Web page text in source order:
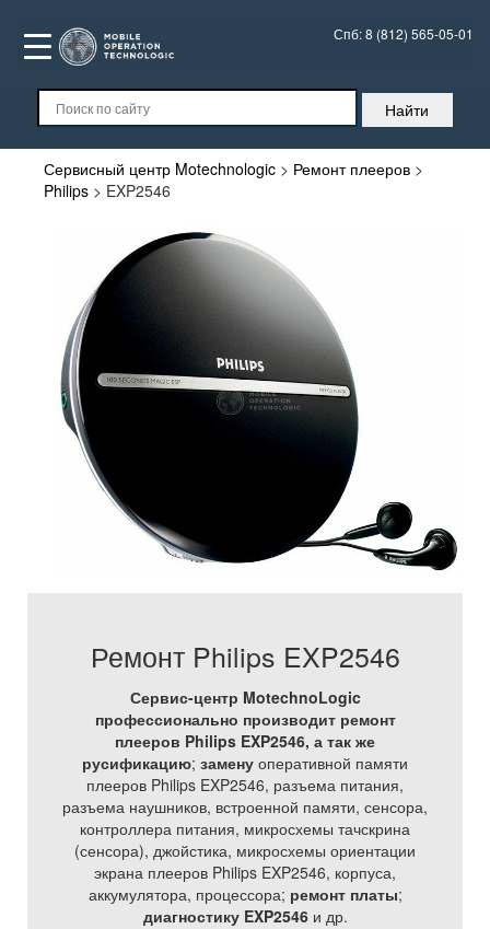
Спб:8 (812) 565-05-01
Сервисный центр Motechnologic > Ремонт плееров >
Philips > EXP2546
Ремонт Philips EXP2546
Сервис-центр MotechnoLogic
профессионально производит ремонт
плееров Philips EXP2546, а так же
русификацию; замену оперативной памяти
плееров Philips EXP2546, разъема питания,
разъема наушников, встроенной памяти, сенсора,
контроллера питания, микросхемы тачскрина
(сенсора), джойстика, микросхемы ориентации
экрана плееров Philips EXP2546, корпуса,
аккумулятора, процессора; ремонт платы;
диагностику EXP2546и др.